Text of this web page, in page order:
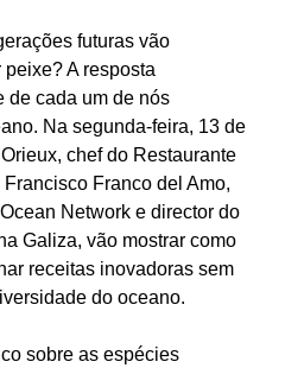
futuras vão
A resposta
de cada um de nós
Na segunda-feira, 13 de
chef do Restaurante
Franco del Amo,
Network e director do
Galiza, vão mostrar como
receitas inovadoras sem
do oceano.
sobre as espécies